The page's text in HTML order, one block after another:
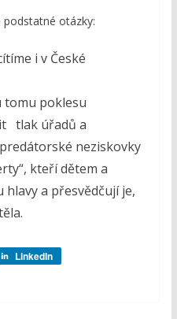
podstatné otázky:
i v České
tomu poklesu
tlak úřadů a
neziskovky
kteří dětem a
hlavy a přesvědčují je,
LinkedIn